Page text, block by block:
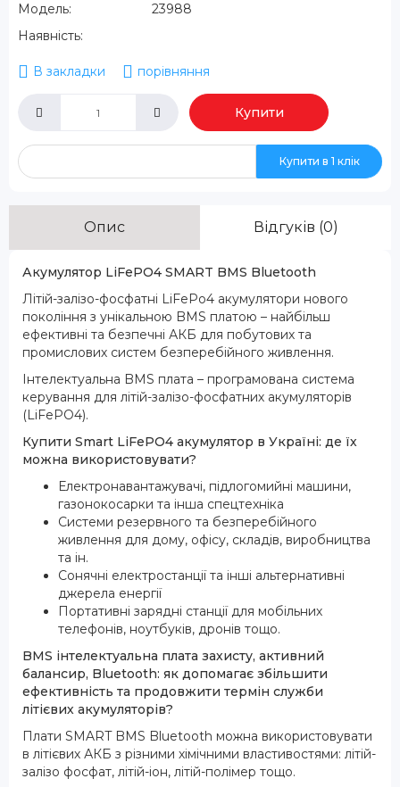
Модель:
23988
Наявність:
В закладки порівняння
Купити
Купити в 1 клік
Опис Відгуків (0)
Акумулятор LiFePO4 SMART BMS Bluetooth
Літій-залізо-фосфатні LiFePo4 акумулятори нового
покоління з унікальною BMS платою – найбільш
ефективні та безпечні АКБ для побутових та
промислових систем безперебійного живлення.
Інтелектуальна BMS плата – програмована система
керування для літій-залізо-фосфатних акумуляторів
(LiFePO4).
Купити Smart LiFePO4 акумулятор в Україні: де їх
можна використовувати?
Електронавантажувачі, підлогомийні машини,
газонокосарки та інша спецтехніка
Системи резервного та безперебійного
живлення для дому, офісу, складів, виробництва
та ін.
Сонячні електростанції та інші альтернативні
джерела енергії
Портативні зарядні станції для мобільних
телефонів, ноутбуків, дронів тощо.
BMS інтелектуальна плата захисту, активний
балансир, Bluetooth: як допомагає збільшити
ефективність та продовжити термін служби
літієвих акумуляторів?
Плати SMART BMS Bluetooth можна використовувати
в літієвих АКБ з різними хімічними властивостями: літій-
залізо фосфат, літій-іон, літій-полімер тощо.